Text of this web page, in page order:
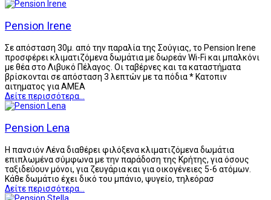
Pension Irene
Σε απόσταση 30μ. από την παραλία της Σούγιας, το Pension Irene
προσφέρει κλιματιζόμενα δωμάτια με δωρεάν Wi-Fi και μπαλκόνι
με θέα στο Λιβυκό Πέλαγος. Οι ταβέρνες και τα καταστήματα
βρίσκονται σε απόσταση 3 λεπτών με τα πόδια * Κατοπιν
αιτηματος για ΑΜΕΑ
Δείτε περισσότερα...
Pension Lena
Η πανσιόν Λένα διαθέρει φιλόξενα κλιματιζόμενα δωμάτια
επιπλωμένα σύμφωνα με την παράδοση της Κρήτης, για όσους
ταξιδεύουν μόνοι, για ζευγάρια και για οικογένειες 5-6 ατόμων.
Κάθε δωμάτιο έχει δικό του μπάνιο, ψυγείο, τηλεόρασ
Δείτε περισσότερα...